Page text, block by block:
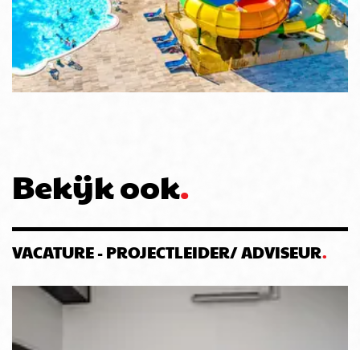
Bekijk ook
VACATURE - PROJECTLEIDER/ ADVISEUR